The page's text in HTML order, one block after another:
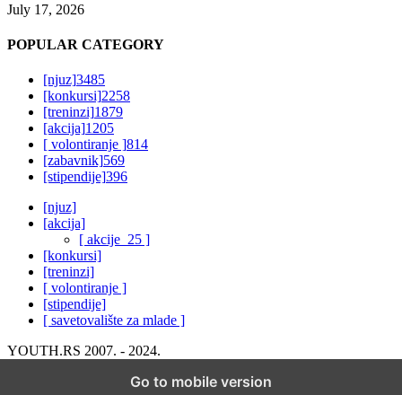
July 17, 2026
POPULAR CATEGORY
[njuz]3485
[konkursi]2258
[treninzi]1879
[akcija]1205
[ volontiranje ]814
[zabavnik]569
[stipendije]396
[njuz]
[akcija]
[ akcije_25 ]
[konkursi]
[treninzi]
[ volontiranje ]
[stipendije]
[ savetovalište za mlade ]
YOUTH.RS 2007. - 2024.
Go to mobile version